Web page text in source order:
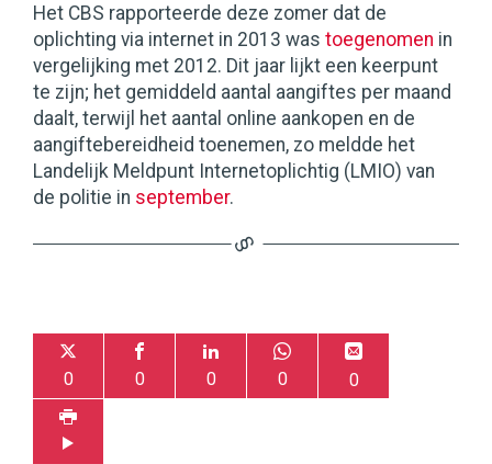
Het CBS rapporteerde deze zomer dat de
oplichting via internet in 2013 was toegenomen in
vergelijking met 2012. Dit jaar lijkt een keerpunt
te zijn; het gemiddeld aantal aangiftes per maand
daalt, terwijl het aantal online aankopen en de
aangiftebereidheid toenemen, zo meldde het
Landelijk Meldpunt Internetoplichtig (LMIO) van
de politie in september.
0 0 0 0 0